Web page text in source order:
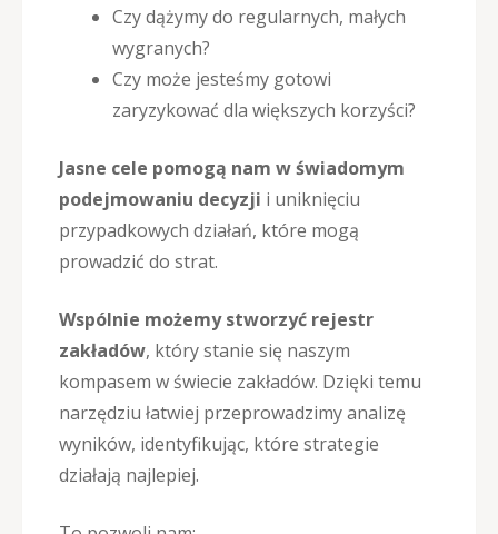
Czy dążymy do regularnych, małych
wygranych?
Czy może jesteśmy gotowi
zaryzykować dla większych korzyści?
Jasne cele pomogą nam w świadomym
podejmowaniu decyzji i uniknięciu
przypadkowych działań, które mogą
prowadzić do strat.
Wspólnie możemy stworzyć rejestr
zakładów, który stanie się naszym
kompasem w świecie zakładów. Dzięki temu
narzędziu łatwiej przeprowadzimy analizę
wyników, identyfikując, które strategie
działają najlepiej.